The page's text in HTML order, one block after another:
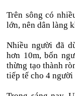
Trên sông có
lớn, nên dân làng
Nhiều người đã
hơn 10m, bốn
thừng tạo thành
tiếp tế cho 4 người